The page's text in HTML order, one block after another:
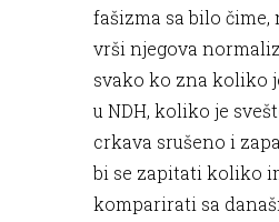
fašizma sa bilo
vrši njegova
svako ko zna koliko
u NDH, koliko je
crkava srušeno i
bi se zapitati koliko
komparirati sa